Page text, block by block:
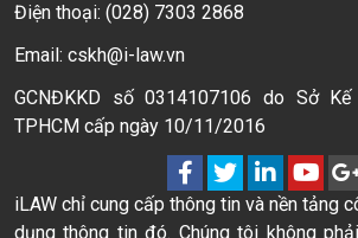
Điện thoại: (028) 7303 2868
Email: cskh@i-law.vn
GCNĐKKD số 0314107106 do Sở
TPHCM cấp ngày 10/11/2016
iLAW chỉ cung cấp thông tin và nền tảng
dụng thông tin đó. Chúng tôi không